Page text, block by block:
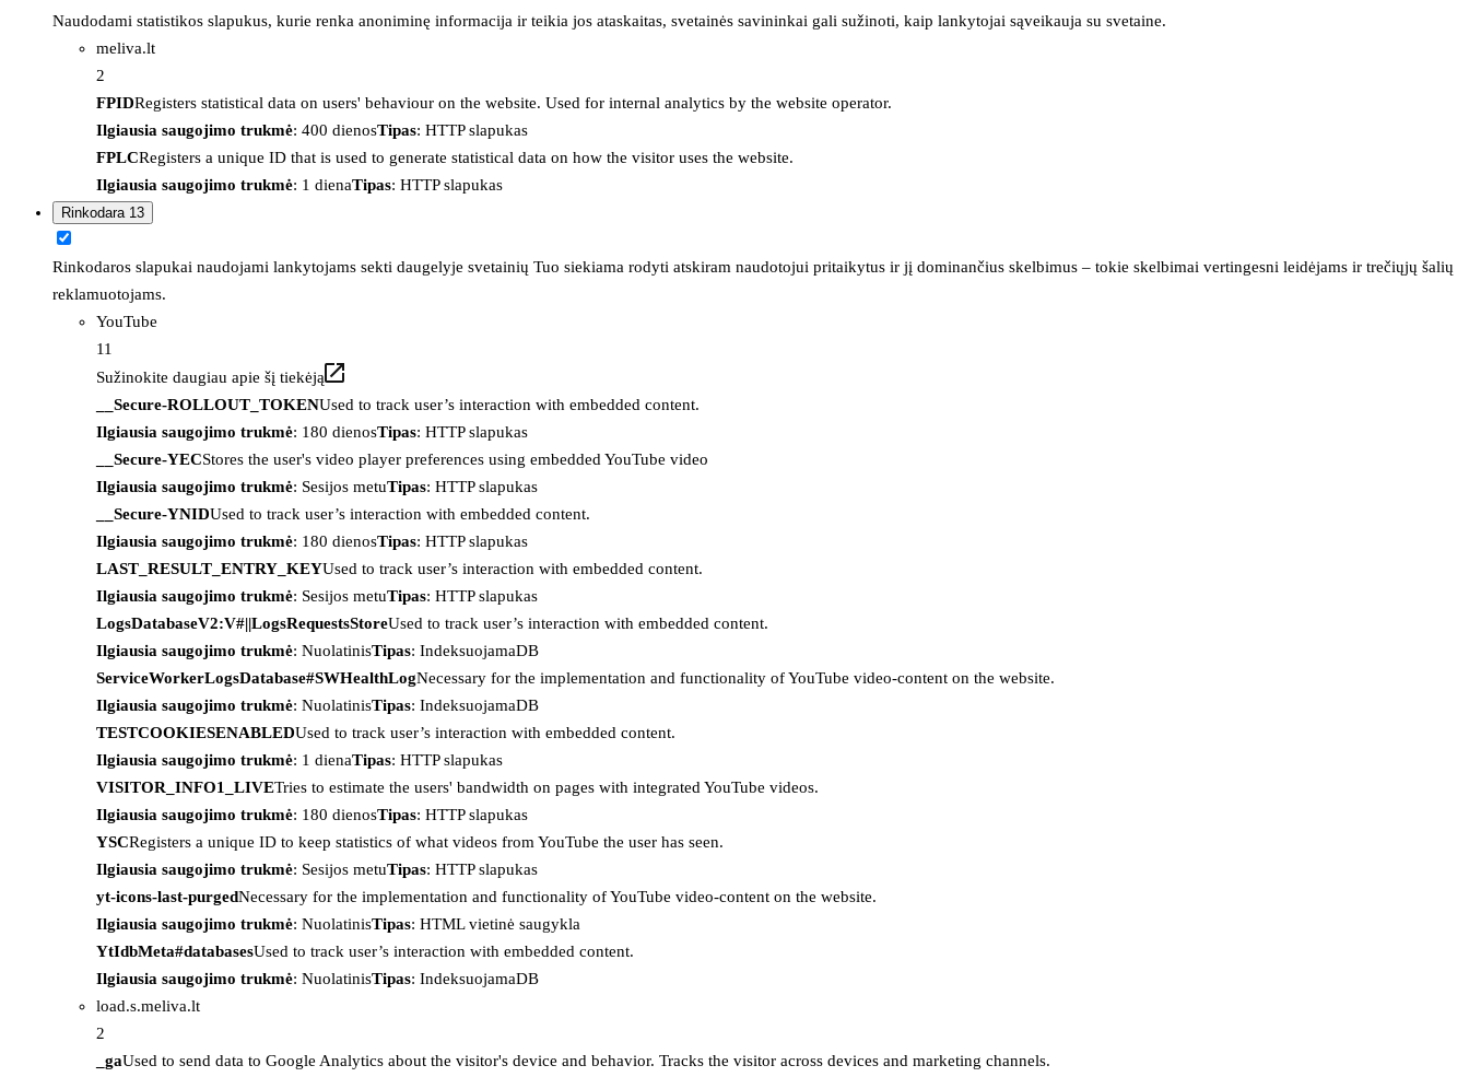
Naudodami statistikos slapukus, kurie renka anoniminę informacija ir teikia jos ataskaitas, svetainės savininkai gali sužinoti, kaip lankytojai sąveikauja su svetaine.
meliva.lt
2
FPIDRegisters statistical data on users' behaviour on the website. Used for internal analytics by the website operator.
Ilgiausia saugojimo trukmė: 400 dienosTipas: HTTP slapukas
FPLCRegisters a unique ID that is used to generate statistical data on how the visitor uses the website.
Ilgiausia saugojimo trukmė: 1 dienaTipas: HTTP slapukas
Rinkodara 13
Rinkodaros slapukai naudojami lankytojams sekti daugelyje svetainių Tuo siekiama rodyti atskiram naudotojui pritaikytus ir jį dominančius skelbimus – tokie skelbimai vertingesni leidėjams ir trečiųjų šalių
reklamuotojams.
YouTube
11
Sužinokite daugiau apie šį tiekėją
__Secure-ROLLOUT_TOKENUsed to track user’s interaction with embedded content.
Ilgiausia saugojimo trukmė: 180 dienosTipas: HTTP slapukas
__Secure-YECStores the user's video player preferences using embedded YouTube video
Ilgiausia saugojimo trukmė: Sesijos metuTipas: HTTP slapukas
__Secure-YNIDUsed to track user’s interaction with embedded content.
Ilgiausia saugojimo trukmė: 180 dienosTipas: HTTP slapukas
LAST_RESULT_ENTRY_KEYUsed to track user’s interaction with embedded content.
Ilgiausia saugojimo trukmė: Sesijos metuTipas: HTTP slapukas
LogsDatabaseV2:V#||LogsRequestsStoreUsed to track user’s interaction with embedded content.
Ilgiausia saugojimo trukmė: NuolatinisTipas: IndeksuojamaDB
ServiceWorkerLogsDatabase#SWHealthLogNecessary for the implementation and functionality of YouTube video-content on the website.
Ilgiausia saugojimo trukmė: NuolatinisTipas: IndeksuojamaDB
TESTCOOKIESENABLEDUsed to track user’s interaction with embedded content.
Ilgiausia saugojimo trukmė: 1 dienaTipas: HTTP slapukas
VISITOR_INFO1_LIVETries to estimate the users' bandwidth on pages with integrated YouTube videos.
Ilgiausia saugojimo trukmė: 180 dienosTipas: HTTP slapukas
YSCRegisters a unique ID to keep statistics of what videos from YouTube the user has seen.
Ilgiausia saugojimo trukmė: Sesijos metuTipas: HTTP slapukas
yt-icons-last-purgedNecessary for the implementation and functionality of YouTube video-content on the website.
Ilgiausia saugojimo trukmė: NuolatinisTipas: HTML vietinė saugykla
YtIdbMeta#databasesUsed to track user’s interaction with embedded content.
Ilgiausia saugojimo trukmė: NuolatinisTipas: IndeksuojamaDB
load.s.meliva.lt
2
_gaUsed to send data to Google Analytics about the visitor's device and behavior. Tracks the visitor across devices and marketing channels.